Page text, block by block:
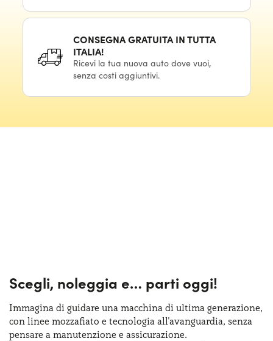
CONSEGNA GRATUITA IN TUTTA
ITALIA!
Ricevi la tua nuova auto dove vuoi,
senza costi aggiuntivi.
Scegli, noleggia e… parti oggi!
Immagina di guidare una macchina di ultima generazione,
con linee mozzafiato e tecnologia all'avanguardia, senza
pensare a manutenzione e assicurazione.